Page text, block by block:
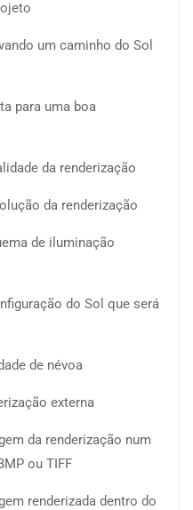
um caminho do Sol
para uma boa
da renderização
da renderização
de iluminação
do Sol que será
de névoa
externa
da renderização num
ou TIFF
renderizada dentro do